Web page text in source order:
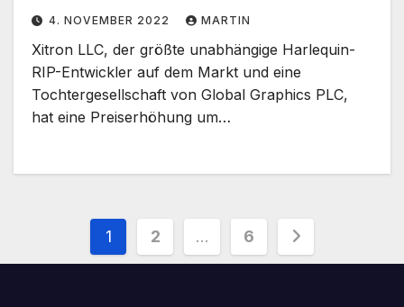
4. NOVEMBER 2022 MARTIN
Xitron LLC, der größte unabhängige Harlequin-
RIP-Entwickler auf dem Markt und eine
Tochtergesellschaft von Global Graphics PLC,
hat eine Preiserhöhung um…
Seitennummerierung
der
1 2 … 6